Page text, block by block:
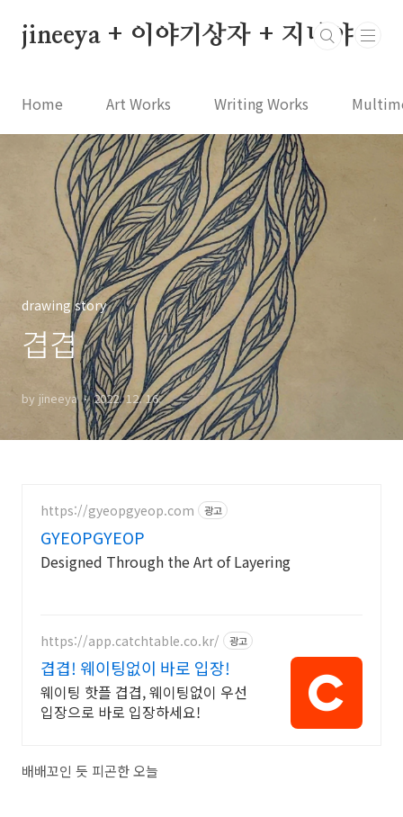
jineeya + 이야기상자 + 지니야
Home Art Works Writing Works
drawing story
겹겹
by jineeya 2022. 12. 16.
https://gyeopgyeop.com 광고
GYEOPGYEOP
Designed Through the Art of Layering
https://app.catchtable.co.kr/ 광고
겹겹! 웨이팅없이 바로 입장!
웨이팅 핫플 겹겹, 웨이팅없이 우선
입장으로 바로 입장하세요!
배배꼬인 듯 피곤한 오늘